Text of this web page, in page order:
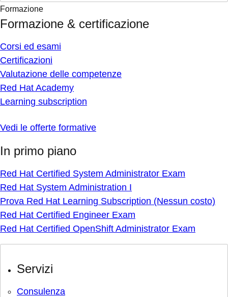
Formazione
Formazione & certificazione
Corsi ed esami
Certificazioni
Valutazione delle competenze
Red Hat Academy
Learning subscription
Vedi le offerte formative
In primo piano
Red Hat Certified System Administrator Exam
Red Hat System Administration I
Prova Red Hat Learning Subscription (Nessun costo)
Red Hat Certified Engineer Exam
Red Hat Certified OpenShift Administrator Exam
Servizi
Consulenza